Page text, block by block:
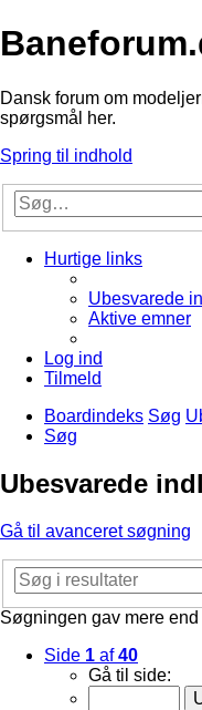
Dansk forum om
spørgsmål her.
Spring til indhold
Hurtige links
Ubesvarede
Aktive emner
Log ind
Tilmeld
Boardindeks Søg
Søg
Ubesvarede
Gå til avanceret søgning
Søgningen gav mere
Side 1 af40
Gå til side: